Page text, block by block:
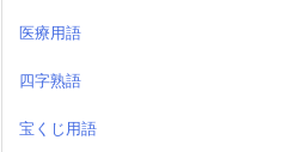
医療用語
四字熟語
宝くじ用語